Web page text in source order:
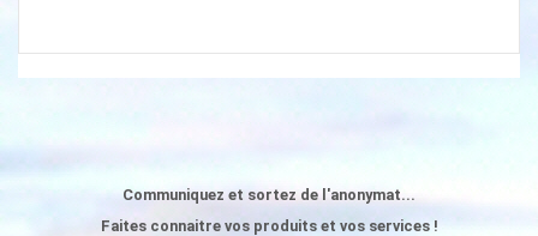
Communiquez et sortez de l'anonymat...
Faites connaitre vos produits et vos services !